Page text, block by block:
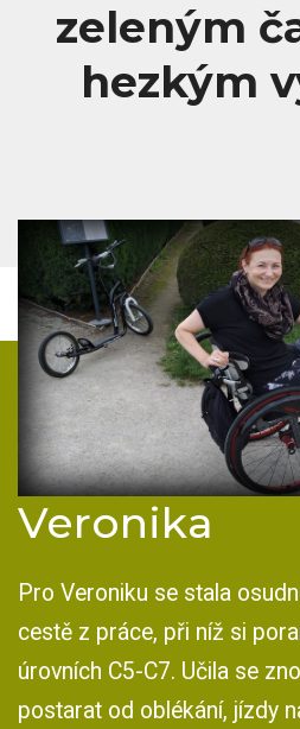
zeleným
hezkým
Veronika
Pro Veroniku se stala
cestě z práce, při níž si
úrovních C5-C7. Učila se
postarat od oblékání, jízdy